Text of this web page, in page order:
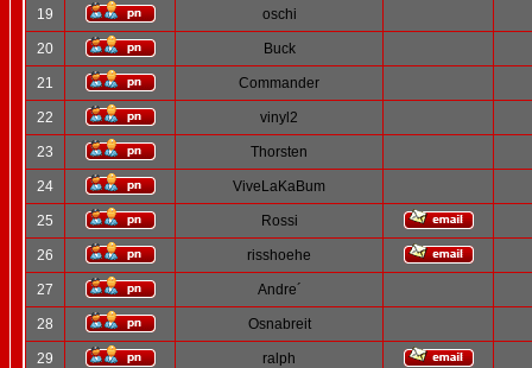
19 oschi
20 Buck
21 Commander
22 vinyl2
23 Thorsten
24 ViveLaKaBum
25 Rossi
26 risshoehe
27 Andre´
28 Osnabreit
29 ralph